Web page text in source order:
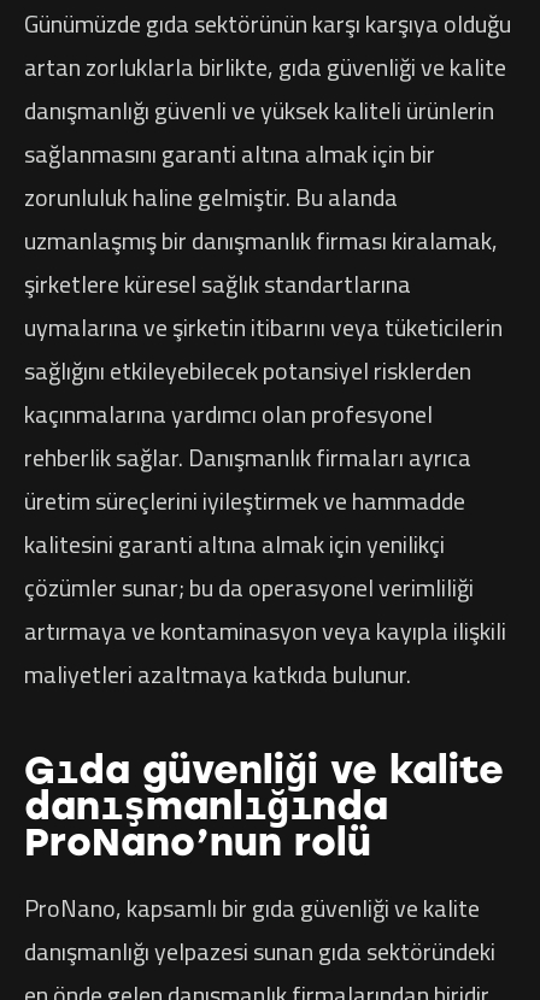
Günümüzde gıda sektörünün karşı karşıya olduğu
artan zorluklarla birlikte, gıda güvenliği ve kalite
danışmanlığı güvenli ve yüksek kaliteli ürünlerin
sağlanmasını garanti altına almak için bir
zorunluluk haline gelmiştir. Bu alanda
uzmanlaşmış bir danışmanlık firması kiralamak,
şirketlere küresel sağlık standartlarına
uymalarına ve şirketin itibarını veya tüketicilerin
sağlığını etkileyebilecek potansiyel risklerden
kaçınmalarına yardımcı olan profesyonel
rehberlik sağlar. Danışmanlık firmaları ayrıca
üretim süreçlerini iyileştirmek ve hammadde
kalitesini garanti altına almak için yenilikçi
çözümler sunar; bu da operasyonel verimliliği
artırmaya ve kontaminasyon veya kayıpla ilişkili
maliyetleri azaltmaya katkıda bulunur.
Gıda güvenliği ve kalite
danışmanlığında
ProNano’nun rolü
ProNano, kapsamlı bir gıda güvenliği ve kalite
danışmanlığı yelpazesi sunan gıda sektöründeki